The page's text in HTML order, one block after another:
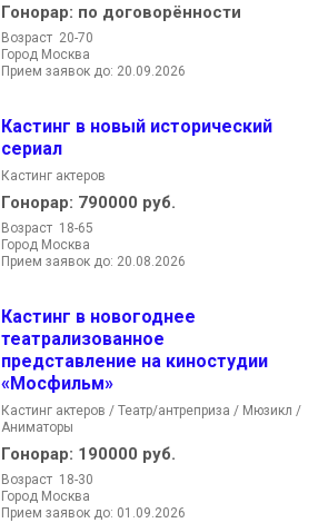
Гонорар: по договорённости
Возраст 20-70
Город Москва
Прием заявок до: 20.09.2026
Кастинг в новый исторический
сериал
Кастинг актеров
Гонорар: 790000 руб.
Возраст 18-65
Город Москва
Прием заявок до: 20.08.2026
Кастинг в новогоднее
театрализованное
представление на киностудии
«Мосфильм»
Кастинг актеров / Театр/антреприза / Мюзикл /
Аниматоры
Гонорар: 190000 руб.
Возраст 18-30
Город Москва
Прием заявок до: 01.09.2026